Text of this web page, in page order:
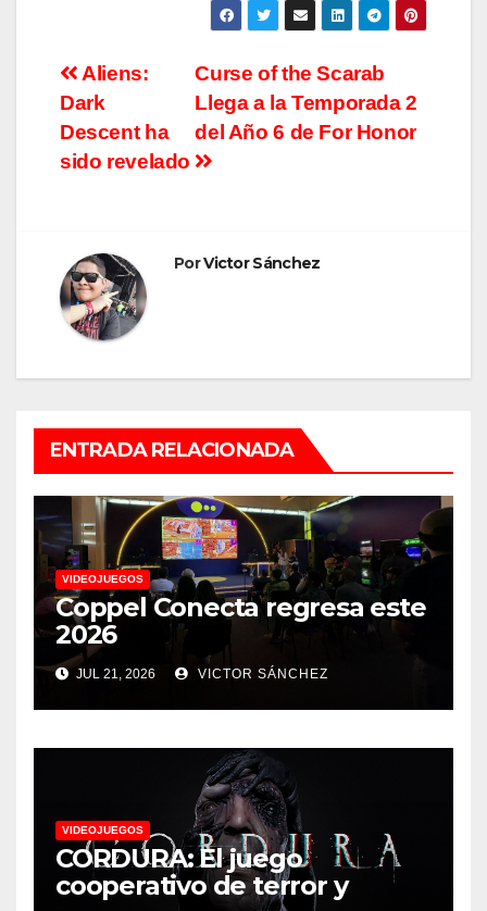
Navegación
de
entradas
Curse of the Scarab
Llega a la Temporada 2
del Año 6 de For Honor
Aliens:
Dark
Descent ha
sido revelado
PorVictor Sánchez
ENTRADA RELACIONADA
VIDEOJUEGOS
Coppel Conecta regresa este
2026
JUL 21, 2026 VICTOR SÁNCHEZ
VIDEOJUEGOS
CORDURA: El juego
cooperativo de terror y